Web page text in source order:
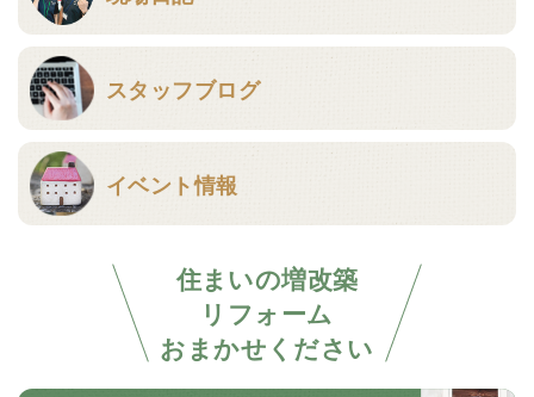
スタッフブログ
イベント情報
住まいの増改築
リフォーム
おまかせください